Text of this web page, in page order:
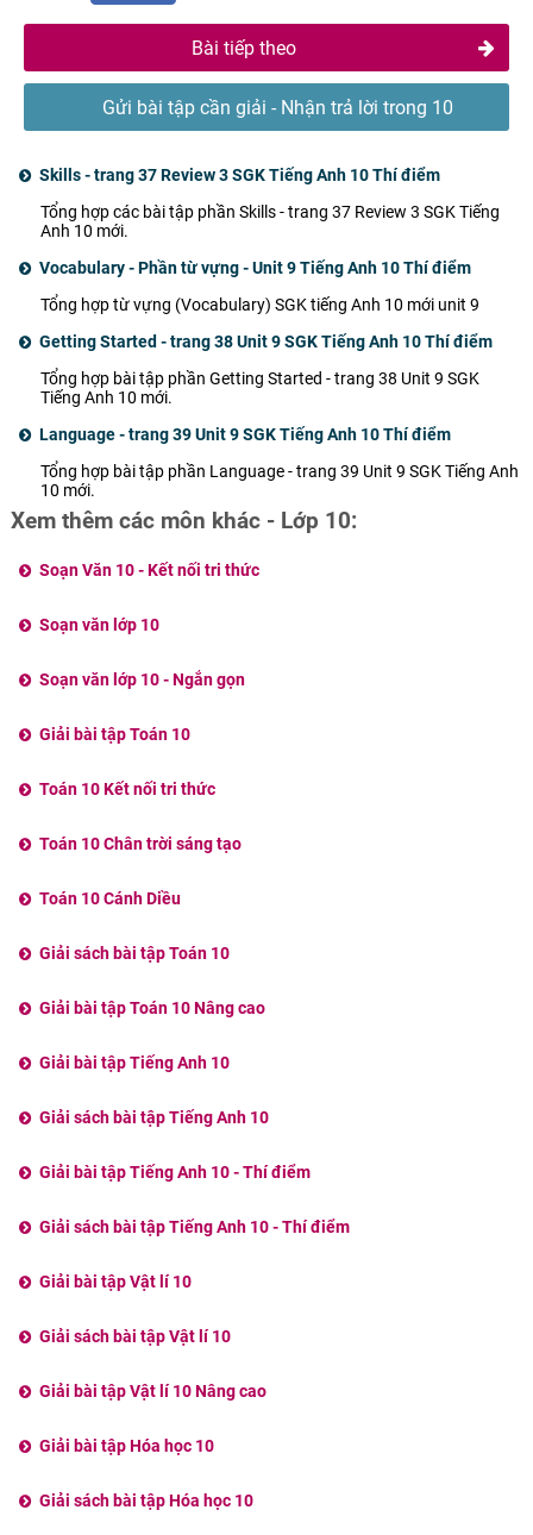
Bài tiếp theo
Gửi bài tập cần giải - Nhận trả lời trong 10
Skills - trang 37 Review 3 SGK Tiếng Anh 10 Thí điểm
Tổng hợp các bài tập phần Skills - trang 37 Review 3 SGK Tiếng
Anh 10 mới.
Vocabulary - Phần từ vựng - Unit 9 Tiếng Anh 10 Thí điểm
Tổng hợp từ vựng (Vocabulary) SGK tiếng Anh 10 mới unit 9
Getting Started - trang 38 Unit 9 SGK Tiếng Anh 10 Thí điểm
Tổng hợp bài tập phần Getting Started - trang 38 Unit 9 SGK
Tiếng Anh 10 mới.
Language - trang 39 Unit 9 SGK Tiếng Anh 10 Thí điểm
Tổng hợp bài tập phần Language - trang 39 Unit 9 SGK Tiếng Anh
10 mới.
Xem thêm các môn khác - Lớp 10:
Soạn Văn 10 - Kết nối tri thức
Soạn văn lớp 10
Soạn văn lớp 10 - Ngắn gọn
Giải bài tập Toán 10
Toán 10 Kết nối tri thức
Toán 10 Chân trời sáng tạo
Toán 10 Cánh Diều
Giải sách bài tập Toán 10
Giải bài tập Toán 10 Nâng cao
Giải bài tập Tiếng Anh 10
Giải sách bài tập Tiếng Anh 10
Giải bài tập Tiếng Anh 10 - Thí điểm
Giải sách bài tập Tiếng Anh 10 - Thí điểm
Giải bài tập Vật lí 10
Giải sách bài tập Vật lí 10
Giải bài tập Vật lí 10 Nâng cao
Giải bài tập Hóa học 10
Giải sách bài tập Hóa học 10